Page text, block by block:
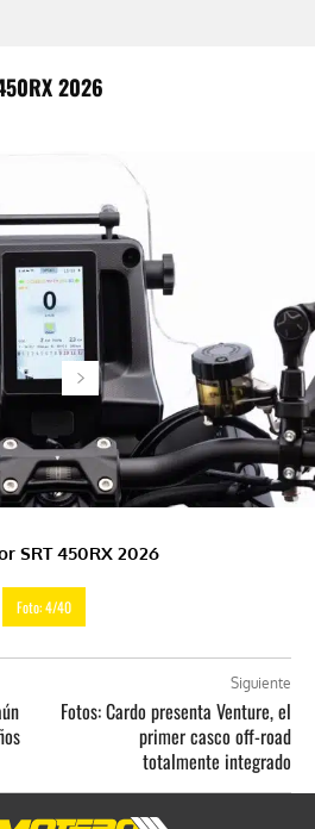
2026
SRT 450RX 2026
Foto: 4/40
Siguiente
Fotos: Cardo presenta Venture, el
primer casco off-road
totalmente integrado